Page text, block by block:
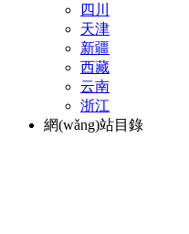
四川
天津
新疆
西藏
云南
浙江
網(wǎng)站目錄